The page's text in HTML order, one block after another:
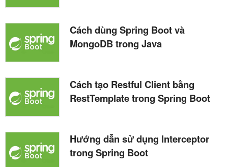
Cách dùng Spring Boot và
MongoDB trong Java
Cách tạo Restful Client bằng
RestTemplate trong Spring Boot
Hướng dẫn sử dụng Interceptor
trong Spring Boot